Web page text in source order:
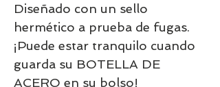
Diseñado con un sello
hermético a prueba de fugas.
¡Puede estar tranquilo cuando
guarda su BOTELLA DE
ACERO en su bolso!